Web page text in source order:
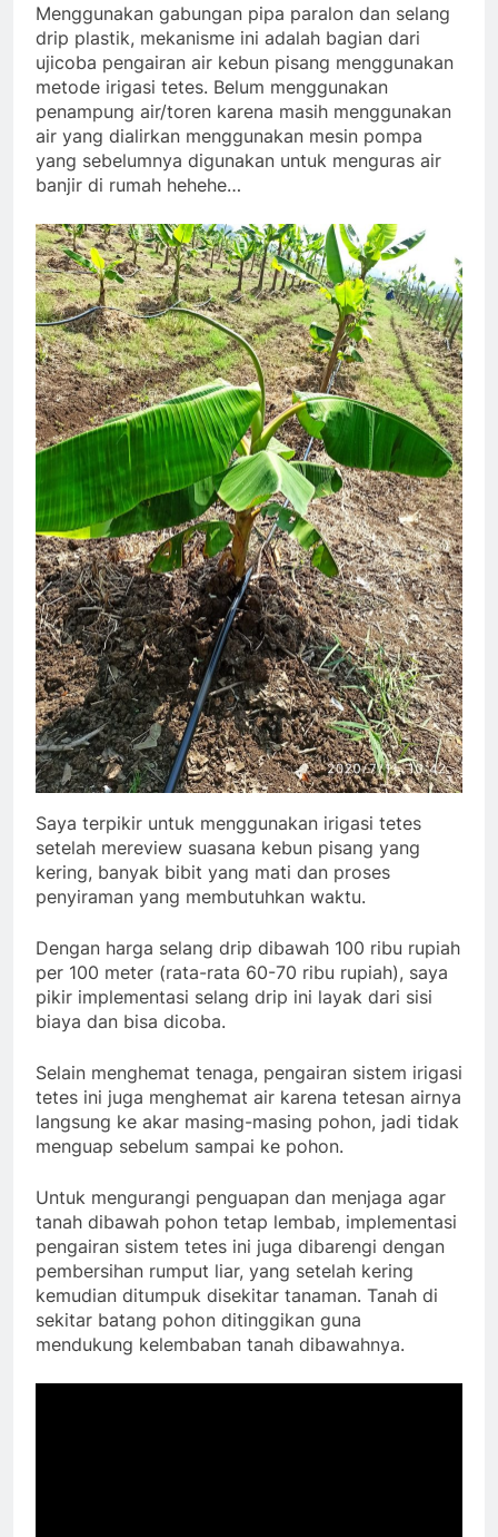
Menggunakan gabungan pipa paralon dan selang
drip plastik, mekanisme ini adalah bagian dari
ujicoba pengairan air kebun pisang menggunakan
metode irigasi tetes. Belum menggunakan
penampung air/toren karena masih menggunakan
air yang dialirkan menggunakan mesin pompa
yang sebelumnya digunakan untuk menguras air
banjir di rumah hehehe…
Saya terpikir untuk menggunakan irigasi tetes
setelah mereview suasana kebun pisang yang
kering, banyak bibit yang mati dan proses
penyiraman yang membutuhkan waktu.
Dengan harga selang drip dibawah 100 ribu rupiah
per 100 meter (rata-rata 60-70 ribu rupiah), saya
pikir implementasi selang drip ini layak dari sisi
biaya dan bisa dicoba.
Selain menghemat tenaga, pengairan sistem irigasi
tetes ini juga menghemat air karena tetesan airnya
langsung ke akar masing-masing pohon, jadi tidak
menguap sebelum sampai ke pohon.
Untuk mengurangi penguapan dan menjaga agar
tanah dibawah pohon tetap lembab, implementasi
pengairan sistem tetes ini juga dibarengi dengan
pembersihan rumput liar, yang setelah kering
kemudian ditumpuk disekitar tanaman. Tanah di
sekitar batang pohon ditinggikan guna
mendukung kelembaban tanah dibawahnya.